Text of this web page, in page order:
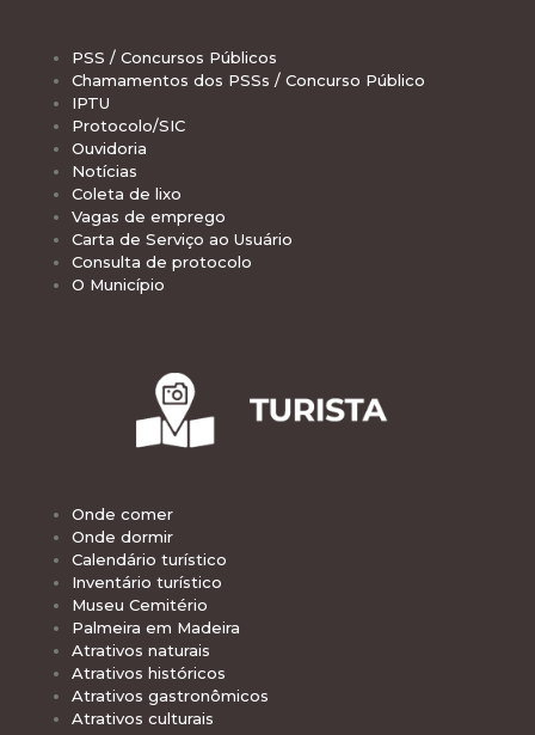
PSS / Concursos Públicos
Chamamentos dos PSSs / Concurso Público
IPTU
Protocolo/SIC
Ouvidoria
Notícias
Coleta de lixo
Vagas de emprego
Carta de Serviço ao Usuário
Consulta de protocolo
O Município
Onde comer
Onde dormir
Calendário turístico
Inventário turístico
Museu Cemitério
Palmeira em Madeira
Atrativos naturais
Atrativos históricos
Atrativos gastronômicos
Atrativos culturais